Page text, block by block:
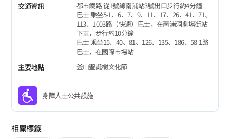
交通資訊
都市鐵路 從1號線南浦站3號出口步行約4分鐘
巴士 乘坐5-1、6、7、9、11、17、26、41、71、
113、1003路（快速）巴士，在南浦洞劇場街站
下車，步行約10分鐘
巴士 乘坐15、40、81、126、135、186、58-1路
巴士，在國際市場站
主要地點
釜山聖誕樹文化節
身障人士公共設施
相關標籤